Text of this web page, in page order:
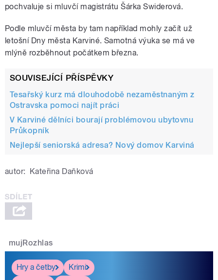
pochvaluje si mluvčí magistrátu Šárka Swiderová.
Podle mluvčí města by tam například mohly začít už
letošní Dny města Karviné. Samotná výuka se má ve
mlýně rozběhnout počátkem března.
SOUVISEJÍCÍ PŘÍSPĚVKY
Tesařský kurz má dlouhodobě nezaměstnaným z
Ostravska pomoci najít práci
V Karviné dělníci bourají problémovou ubytovnu
Průkopník
Nejlepší seniorská adresa? Nový domov Karviná
autor: Kateřina Daňková
mujRozhlas
Hry a četby
Krimi